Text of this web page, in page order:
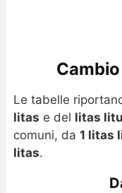
Le tabelle
litas e del litas
comuni, da 1 litas
litas.